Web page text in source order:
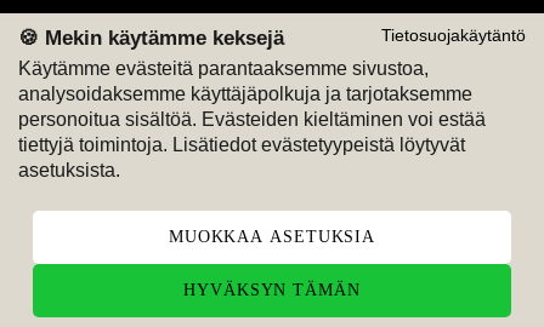
Tietosuojakäytäntö
🍪 Mekin käytämme keksejä
Käytämme evästeitä parantaaksemme sivustoa,
analysoidaksemme käyttäjäpolkuja ja tarjotaksemme
personoitua sisältöä. Evästeiden kieltäminen voi estää
tiettyjä toimintoja. Lisätiedot evästetyypeistä löytyvät
asetuksista.
MUOKKAA ASETUKSIA
HYVÄKSYN TÄMÄN
Maksutavat
M
Seuraa meitä